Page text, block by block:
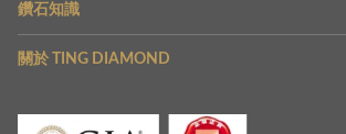
鑽石知識
關於 TING DIAMOND